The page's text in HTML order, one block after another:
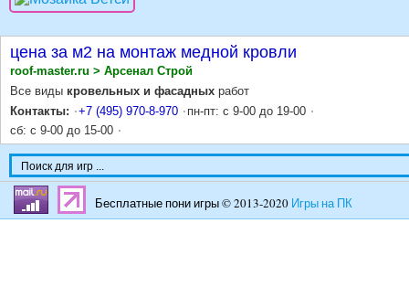
цена за м2 на монтаж медной кровли
roof-master.ru > Арсенал Строй
Все виды кровельных и фасадных работ
Контакты:
+7 (495) 970-8-970
пн-пт: с 9-00 до 19-00
сб: с 9-00 до 15-00
Бесплатные пони игры © 2013-2020 Игры на ПК